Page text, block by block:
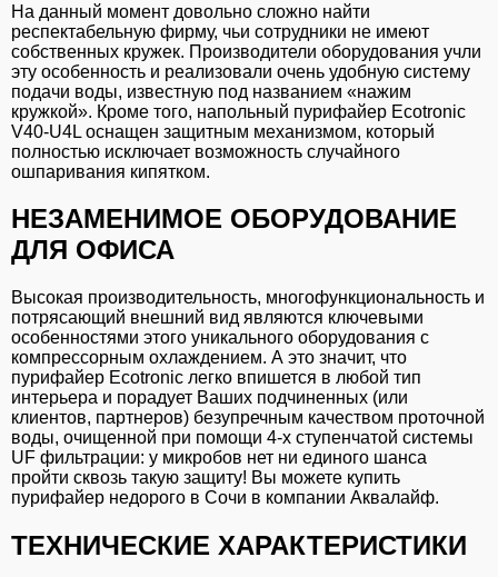
На данный момент довольно сложно найти
респектабельную фирму, чьи сотрудники не имеют
собственных кружек. Производители оборудования учли
эту особенность и реализовали очень удобную систему
подачи воды, известную под названием «нажим
кружкой». Кроме того, напольный пурифайер Ecotronic
V40-U4L оснащен защитным механизмом, который
полностью исключает возможность случайного
ошпаривания кипятком.
НЕЗАМЕНИМОЕ ОБОРУДОВАНИЕ
ДЛЯ ОФИСА
Высокая производительность, многофункциональность и
потрясающий внешний вид являются ключевыми
особенностями этого уникального оборудования с
компрессорным охлаждением. А это значит, что
пурифайер Ecotronic легко впишется в любой тип
интерьера и порадует Ваших подчиненных (или
клиентов, партнеров) безупречным качеством проточной
воды, очищенной при помощи 4-х ступенчатой системы
UF фильтрации: у микробов нет ни единого шанса
пройти сквозь такую защиту! Вы можете купить
пурифайер недорого в Сочи в компании Аквалайф.
ТЕХНИЧЕСКИЕ ХАРАКТЕРИСТИКИ